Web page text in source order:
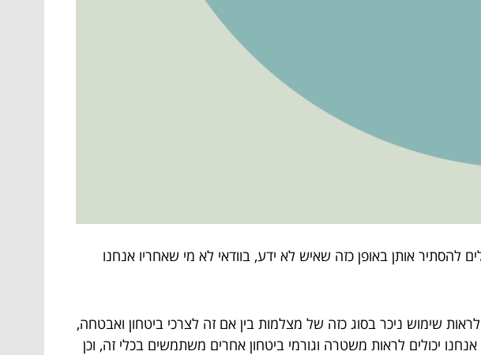
אותן באופן כזה שאיש לא ידע, בוודאי לא מי שאחריו אנחנו
שימוש ניכר בסוג כזה של מצלמות בין אם זה לצרכי ביטחון ואבטחה,
יכולים לראות משטרה וגורמי ביטחון אחרים משתמשים בכלי זה, וכן